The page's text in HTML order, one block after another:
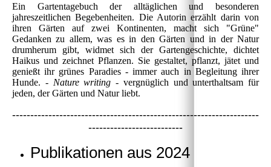
Ein Gartentagebuch der alltäglichen und besonderen
jahreszeitlichen Begebenheiten. Die Autorin erzählt darin von
ihren Gärten auf zwei Kontinenten, macht sich "Grüne"
Gedanken zu allem, was es in den Gärten und in der Natur
drumherum gibt, widmet sich der Gartengeschichte, dichtet
Haikus und zeichnet Pflanzen. Sie gestaltet, pflanzt, jätet und
genießt ihr grünes Paradies - immer auch in Begleitung ihrer
Hunde. - Nature writing - vergnüglich und unterthaltsam für
jeden, der Gärten und Natur liebt.
--------------------------------------------------------------------
--------------------------
Publikationen aus 2024